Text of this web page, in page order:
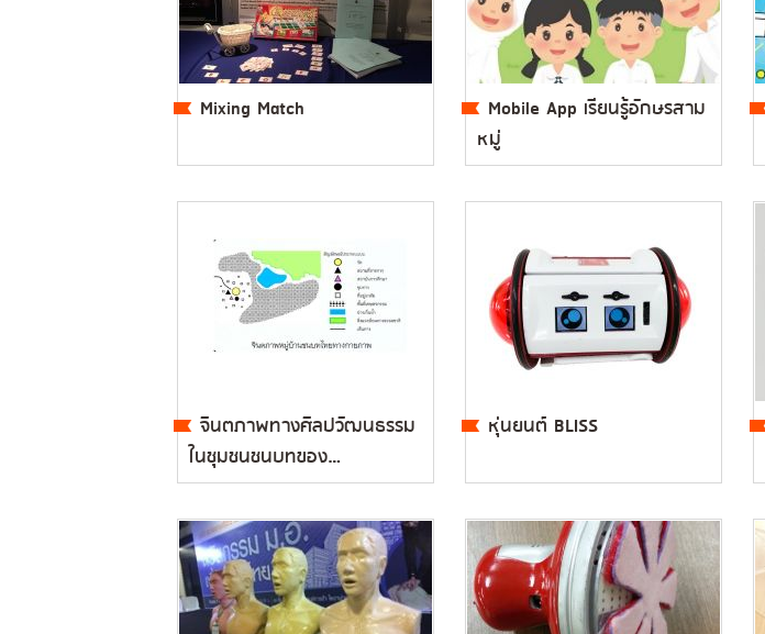
Mixing Match
Mobile App เรียนรู้อักษรสาม
หมู่
จินตภาพทางศิลปวัฒนธรรม
ในชุมชนชนบทของ
ประเทศไทย...
หุ่นยนต์ BLISS